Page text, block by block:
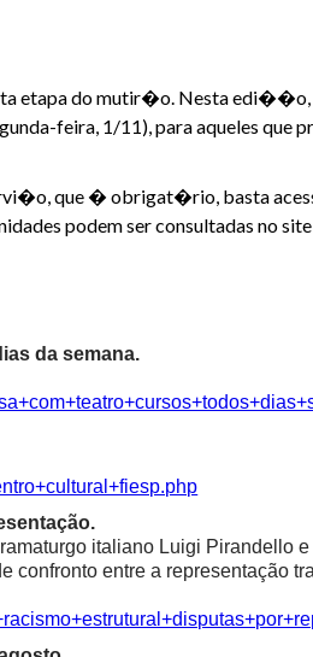
etapa do mutir�o. Nesta
feira, 1/11), para aqueles que
que � obrigat�rio, basta
podem ser consultadas no
da semana.
italiano Luigi Pirandello e
confronto entre a representação